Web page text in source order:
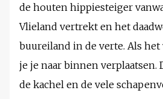
de houten hippiesteiger
Vlieland vertrekt en het
buureiland in de verte. Als
je je naar binnen verplaatsen.
de kachel en de vele